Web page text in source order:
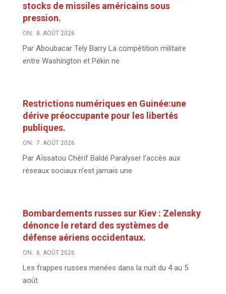
stocks de missiles américains sous
pression.
ON: 8. AOÛT 2026
Par Aboubacar Tely Barry La compétition militaire
entre Washington et Pékin ne
Restrictions numériques en Guinée:une
dérive préoccupante pour les libertés
publiques.
ON: 7. AOÛT 2026
Par Aïssatou Chérif Baldé Paralyser l’accès aux
réseaux sociaux n’est jamais une
Bombardements russes sur Kiev : Zelensky
dénonce le retard des systèmes de
défense aériens occidentaux.
ON: 6. AOÛT 2026
Les frappes russes menées dans la nuit du 4 au 5
août